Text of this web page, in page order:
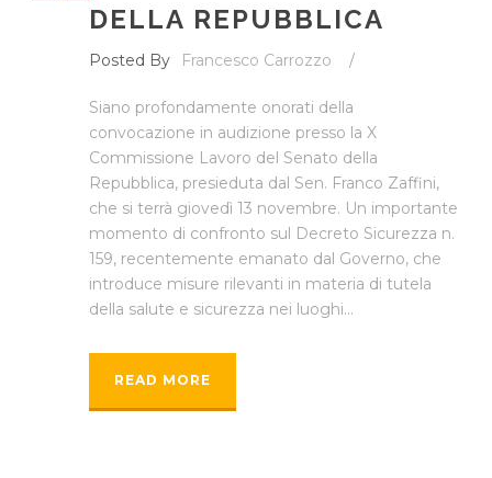
DELLA REPUBBLICA
Posted By Francesco Carrozzo /
Siano profondamente onorati della
convocazione in audizione presso la X
Commissione Lavoro del Senato della
Repubblica, presieduta dal Sen. Franco Zaffini,
che si terrà giovedì 13 novembre. Un importante
momento di confronto sul Decreto Sicurezza n.
159, recentemente emanato dal Governo, che
introduce misure rilevanti in materia di tutela
della salute e sicurezza nei luoghi...
READ MORE